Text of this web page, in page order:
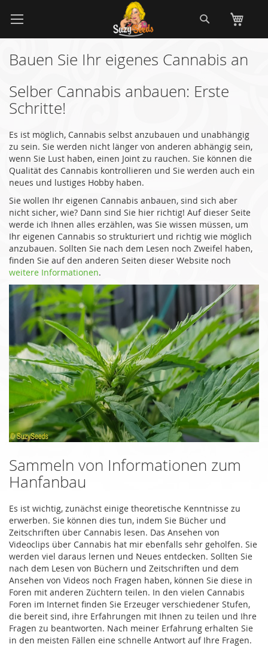
Inhalt
Bauen Sie Ihr eigenes Cannabis an
Selber Cannabis anbauen: Erste
Schritte!
Es ist möglich, Cannabis selbst anzubauen und unabhängig
zu sein. Sie werden nicht länger von anderen abhängig sein,
wenn Sie Lust haben, einen Joint zu rauchen. Sie können die
Qualität des Cannabis kontrollieren und Sie werden auch ein
neues und lustiges Hobby haben.
Sie wollen Ihr eigenen Cannabis anbauen, sind sich aber
nicht sicher, wie? Dann sind Sie hier richtig! Auf dieser Seite
werde ich Ihnen alles erzählen, was Sie wissen müssen, um
Ihr eigenen Cannabis so strukturiert und richtig wie möglich
anzubauen. Sollten Sie nach dem Lesen noch Zweifel haben,
finden Sie auf den anderen Seiten dieser Website noch
weitere Informationen.
Sammeln von Informationen zum
Hanfanbau
Es ist wichtig, zunächst einige theoretische Kenntnisse zu
erwerben. Sie können dies tun, indem Sie Bücher und
Zeitschriften über Cannabis lesen. Das Ansehen von
Videoclips über Cannabis hat mir ebenfalls sehr geholfen. Sie
werden viel daraus lernen und Neues entdecken. Sollten Sie
nach dem Lesen von Büchern und Zeitschriften und dem
Ansehen von Videos noch Fragen haben, können Sie diese in
Foren mit anderen Züchtern teilen. In den vielen Cannabis
Foren im Internet finden Sie Erzeuger verschiedener Stufen,
die bereit sind, ihre Erfahrungen mit Ihnen zu teilen und Ihre
Fragen zu beantworten. Nach meiner Erfahrung erhalten Sie
in den meisten Fällen eine schnelle Antwort auf Ihre Fragen.